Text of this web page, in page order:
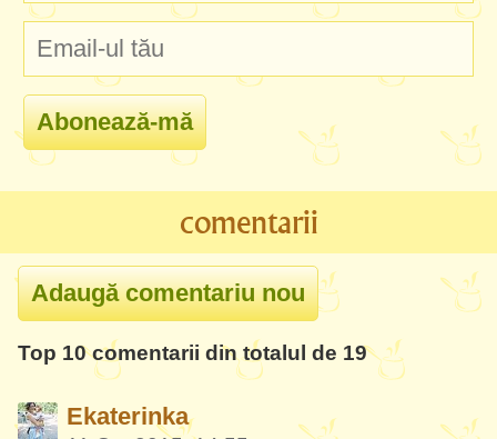
comentarii
Top 10 comentarii din totalul de 19
Ekaterinka